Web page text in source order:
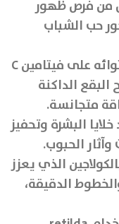
من فرص ظهور
حب الشباب
بفضل احتوائه على فيتامين C
الداكنة
متجانسة.
البشرة وتحفيز
الحبوب.
الذي يعزز
الدقيقة،